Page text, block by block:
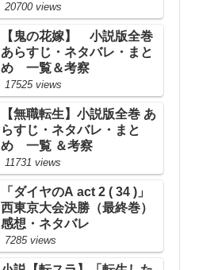
20700 views
【鬼の花嫁】 小説版全巻
あらすじ・ネタバレ・まと
め 一覧＆考察
17525 views
【無職転生】小説版全巻 あ
らすじ・ネタバレ・まと
め 一覧 ＆考察
11731 views
「ダイヤのA act 2 ( 34 )」
西東京大会決勝（最終巻）
感想・ネタバレ
7285 views